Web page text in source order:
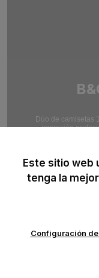
Dúo de camisetas
impresión
Este sitio web
tenga la
Configuración